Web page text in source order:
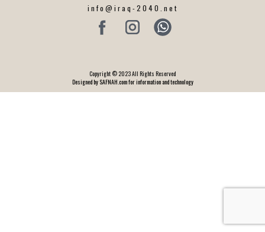
info@iraq-2040.net
Copyright © 2023 All Rights Reserved
Designed by SAFNAH.com for information and technology